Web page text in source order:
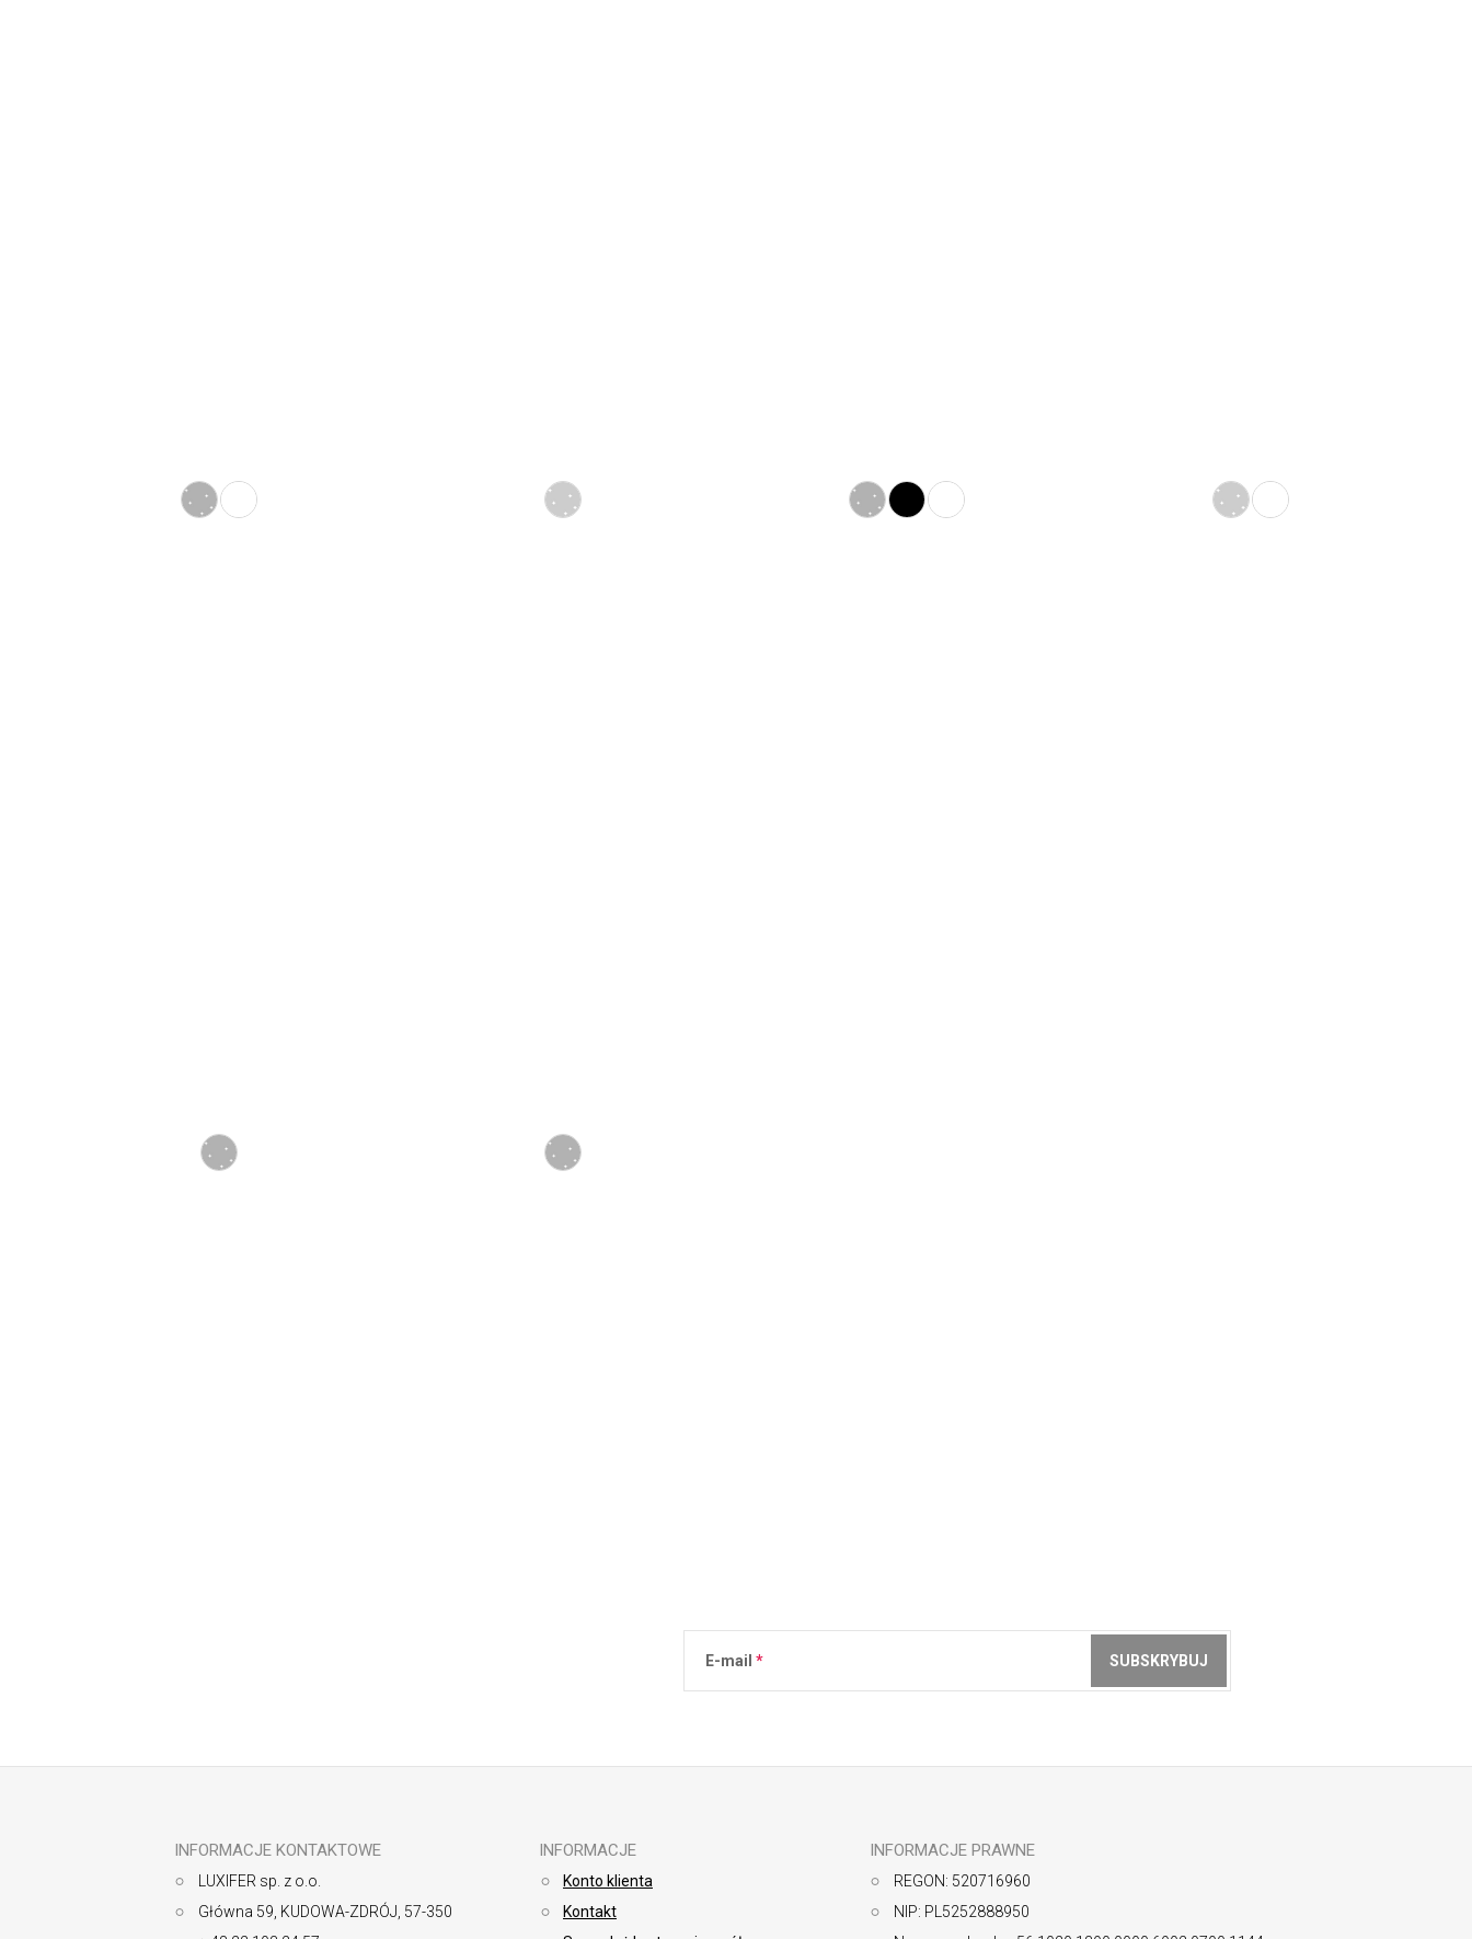
E-mail SUBSKRYBUJ
INFORMACJE KONTAKTOWE
LUXIFER sp. z o.o.
Główna 59, KUDOWA-ZDRÓJ, 57-350
INFORMACJE
Konto klienta
Kontakt
INFORMACJE PRAWNE
REGON: 520716960
NIP: PL5252888950